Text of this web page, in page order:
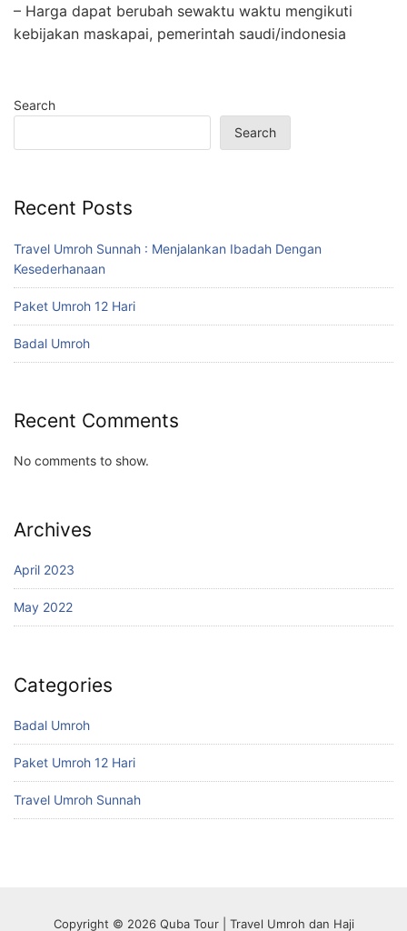
– Harga dapat berubah sewaktu waktu mengikuti
kebijakan maskapai, pemerintah saudi/indonesia
Search
Search
Recent Posts
Travel Umroh Sunnah : Menjalankan Ibadah Dengan
Kesederhanaan
Paket Umroh 12 Hari
Badal Umroh
Recent Comments
No comments to show.
Archives
April 2023
May 2022
Categories
Badal Umroh
Paket Umroh 12 Hari
Travel Umroh Sunnah
Copyright © 2026 Quba Tour | Travel Umroh dan Haji